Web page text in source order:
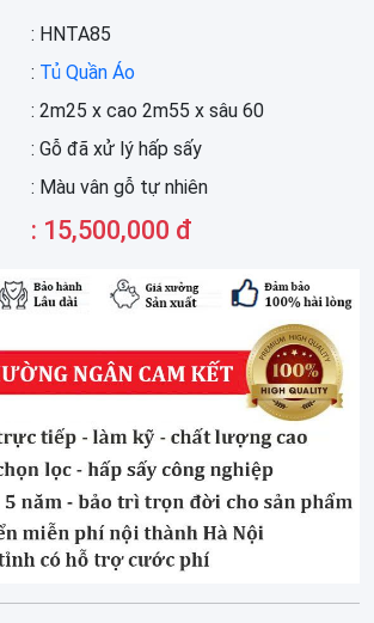
: HNTA85
: Tủ Quần Áo
: 2m25 x cao 2m55 x sâu 60
: Gỗ đã xử lý hấp sấy
: Màu vân gỗ tự nhiên
: 15,500,000 đ